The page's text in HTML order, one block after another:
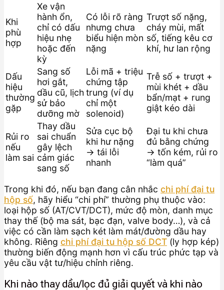
Khi
phù
hợp
Xe vận
hành ổn,
chỉ có dấu
hiệu nhẹ
hoặc đến
kỳ
Có lỗi rõ ràng
nhưng chưa
biểu hiện mòn
nặng
Trượt số nặng,
cháy mùi, mất
số, tiếng kêu cơ
khí, hư lan rộng
Dấu
hiệu
thường
gặp
Sang số
hơi gắt,
dầu cũ, lịch
sử bảo
dưỡng mờ
Lỗi mã + triệu
chứng tập
trung (ví dụ
chỉ một
solenoid)
Trễ số + trượt +
mùi khét + dầu
bẩn/mạt + rung
giật kéo dài
Rủi ro
nếu
làm sai
Thay dầu
sai chuẩn
gây lệch
cảm giác
sang số
Sửa cục bộ
khi hư nặng
→ tái lỗi
nhanh
Đại tu khi chưa
đủ bằng chứng
→ tốn kém, rủi ro
“làm quá”
Trong khi đó, nếu bạn đang cân nhắc chi phí đại tu
hộp số, hãy hiểu “chi phí” thường phụ thuộc vào:
loại hộp số (AT/CVT/DCT), mức độ mòn, danh mục
thay thế (bộ ma sát, bạc đạn, valve body…), và cả
việc có cần làm sạch két làm mát/đường dầu hay
không. Riêng chi phí đại tu hộp số DCT (ly hợp kép)
thường biến động mạnh hơn vì cấu trúc phức tạp và
yêu cầu vật tư/hiệu chỉnh riêng.
Khi nào thay dầu/lọc đủ giải quyết và khi nào